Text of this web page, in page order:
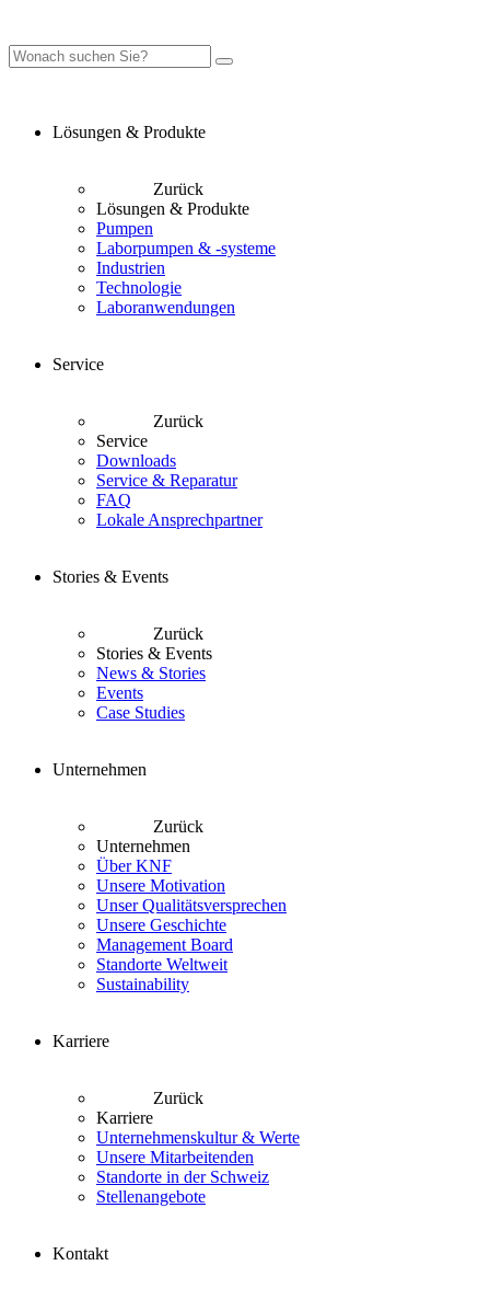
Lösungen & Produkte
Zurück
Lösungen & Produkte
Pumpen
Laborpumpen & -systeme
Industrien
Technologie
Laboranwendungen
Service
Zurück
Service
Downloads
Service & Reparatur
FAQ
Lokale Ansprechpartner
Stories & Events
Zurück
Stories & Events
News & Stories
Events
Case Studies
Unternehmen
Zurück
Unternehmen
Über KNF
Unsere Motivation
Unser Qualitätsversprechen
Unsere Geschichte
Management Board
Standorte Weltweit
Sustainability
Karriere
Zurück
Karriere
Unternehmenskultur & Werte
Unsere Mitarbeitenden
Standorte in der Schweiz
Stellenangebote
Kontakt